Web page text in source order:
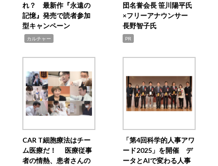
れ？ 最新作『永遠の
記憶』発売で読者参加
型キャンペーン
カルチャー
団名誉会長 笹川陽平氏
×フリーアナウンサー
長野智子氏
PR
CAR T細胞療法はチー
ム医療だ！ 医療従事
者の情熱、患者さんの
「第4回科学的人事アワ
ード2025」を開催 デ
ータとAIで変わる人事